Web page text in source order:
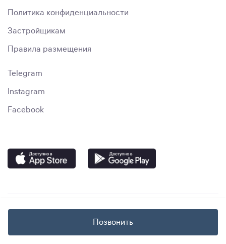
Позвонить
Политика конфиденциальности
Застройщикам
Правила размещения
Telegram
Instagram
Facebook
© immo.uz, 2023–2024. "Smart Media Solutions" MChJ